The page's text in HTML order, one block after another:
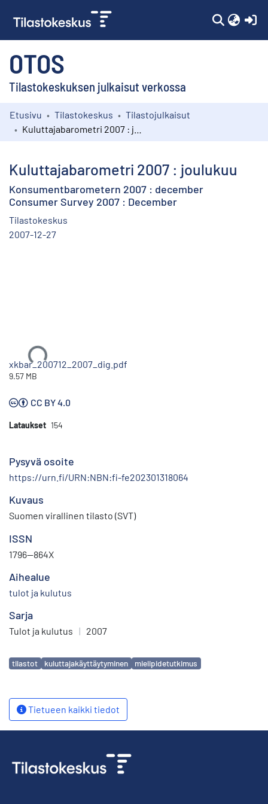
OTOS
Tilastokeskuksen julkaisut verkossa
Kokoelmat
Etusivu Tilastokeskus
Tilastojulkaisut
Kuluttajabarometri 2007 : joulukuu
Konsumentbarometern 2007 : december
Consumer Survey 2007 : December
Tilastokeskus
2007-12-27
Ladataan...
xkbar_200712_2007_dig.pdf
9.57 MB
CC BY 4.0
Lataukset 154
Pysyvä osoite
https://urn.fi/URN:NBN:fi-fe202301318064
Kuvaus
Suomen virallinen tilasto (SVT)
ISSN
1796—864X
Aihealue
tulot ja kulutus
Sarja
Tulot ja kulutus | 2007
Avainsanat
tilastot kuluttajakäyttäytyminen mielipidetutkimus
Tietueen kaikki tiedot